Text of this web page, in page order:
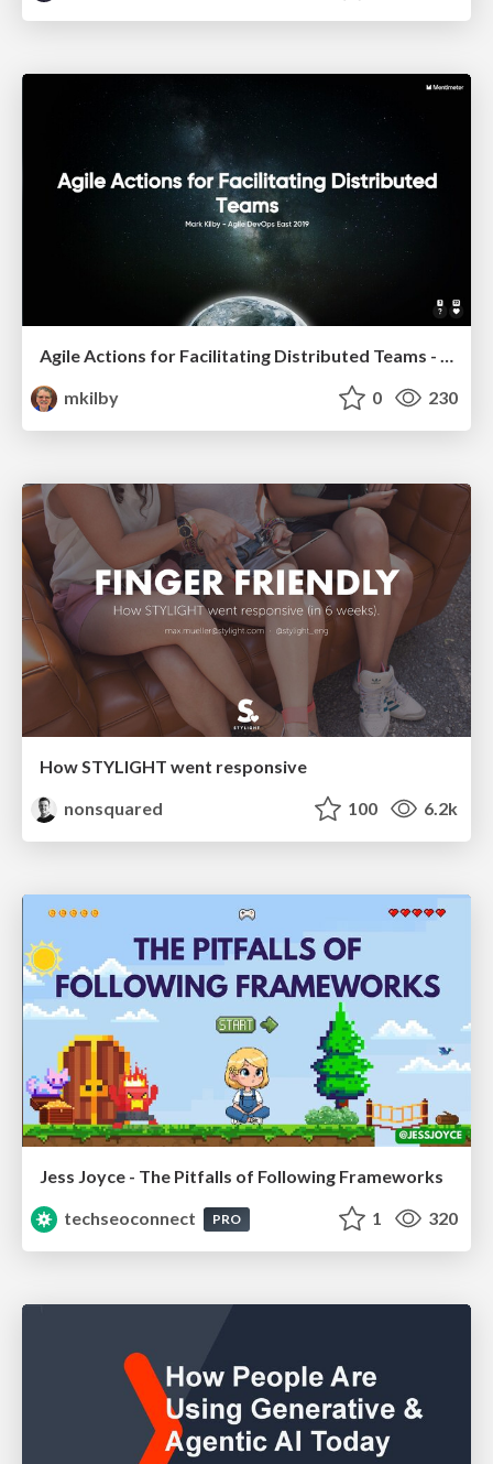
Agile Actions for Facilitating Distributed Teams - ADO2019
mkilby
0 230
How STYLIGHT went responsive
nonsquared
100 6.2k
Jess Joyce - The Pitfalls of Following Frameworks
techseoconnect
PRO 1 320